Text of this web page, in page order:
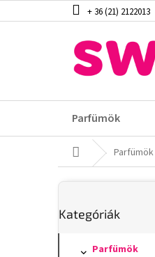
a
+ 36 (21) 2122013
Parfümök
KezdőlapParfümök
l
a
l
átugrása
Kategóriák
Parfümök